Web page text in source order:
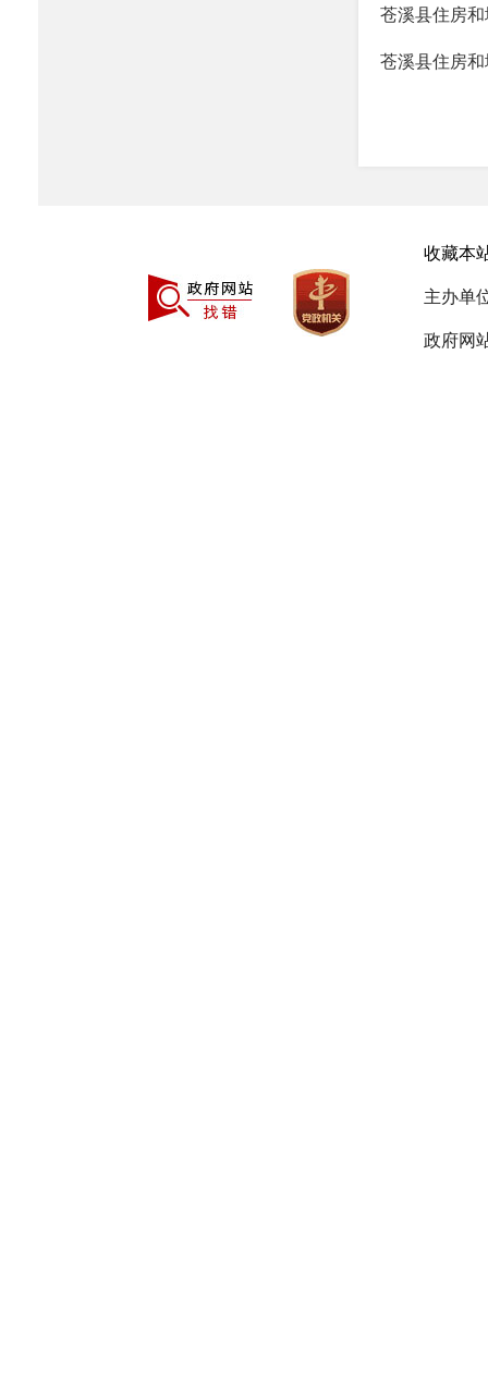
苍溪县住房
苍溪县住房
收藏本
主办单
政府网